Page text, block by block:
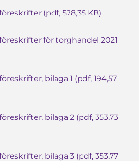
(pdf, 528,35 KB)
för torghandel 2021
bilaga 1 (pdf, 194,57
bilaga 2 (pdf, 353,73
bilaga 3 (pdf, 353,77